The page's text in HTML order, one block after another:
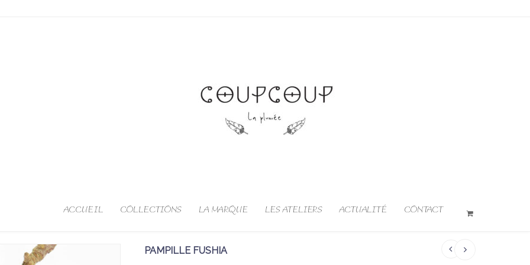
ACCUEIL COLLECTIONS LA MARQUE LES ATELIERS ACTUALITÉ CONTACT
PAMPILLE FUSHIA